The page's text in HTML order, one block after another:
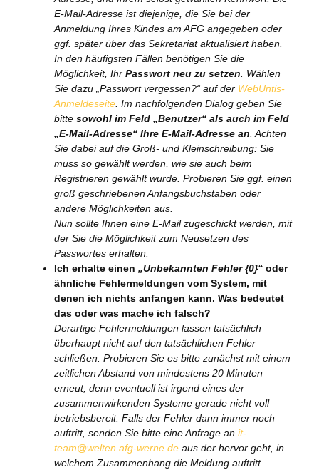
E-Mail-Adresse ist diejenige, die Sie bei der
Anmeldung Ihres Kindes am AFG angegeben oder
ggf. später über das Sekretariat aktualisiert haben.
In den häufigsten Fällen benötigen Sie die
Möglichkeit, Ihr Passwort neu zu setzen. Wählen
Sie dazu „Passwort vergessen?“ auf der WebUntis-
Anmeldeseite. Im nachfolgenden Dialog geben Sie
bitte sowohl im Feld „Benutzer“ als auch im Feld
„E-Mail-Adresse“ Ihre E-Mail-Adresse an. Achten
Sie dabei auf die Groß- und Kleinschreibung: Sie
muss so gewählt werden, wie sie auch beim
Registrieren gewählt wurde. Probieren Sie ggf. einen
groß geschriebenen Anfangsbuchstaben oder
andere Möglichkeiten aus.
Nun sollte Ihnen eine E-Mail zugeschickt werden, mit
der Sie die Möglichkeit zum Neusetzen des
Passwortes erhalten.
Ich erhalte einen „Unbekannten Fehler {0}“oder
ähnliche Fehlermeldungen vom System, mit
denen ich nichts anfangen kann. Was bedeutet
das oder was mache ich falsch?
Derartige Fehlermeldungen lassen tatsächlich
überhaupt nicht auf den tatsächlichen Fehler
schließen. Probieren Sie es bitte zunächst mit einem
zeitlichen Abstand von mindestens 20 Minuten
erneut, denn eventuell ist irgend eines der
zusammenwirkenden Systeme gerade nicht voll
betriebsbereit. Falls der Fehler dann immer noch
auftritt, senden Sie bitte eine Anfrage an it-
team@welten.afg-werne.de aus der hervor geht, in
welchem Zusammenhang die Meldung auftritt.